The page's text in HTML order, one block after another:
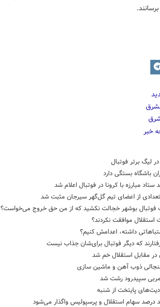
لیگ برتر فوتبال
باشگاه بستگی دارد
مبارزه با کرونا در فوتبال اعلام شد
از اعضای تیم گل‌گهر سیرجان مثبت شد
فوتبال بوشهر خجالت نکشید که از من حق خروج می‌خواست؟
استقلال موافقت نکردند؟
داشته، اعدامش کنیم؟
که دیگر فوتبال برای‌شان جذاب نیست
در مقابل استقلال خم شد
ذوب آهن و ماشین سازی
سپیدرود رشت شد
پایتخت از شنبه
سهام استقلال و پرسپولیس واگذار می‌شود